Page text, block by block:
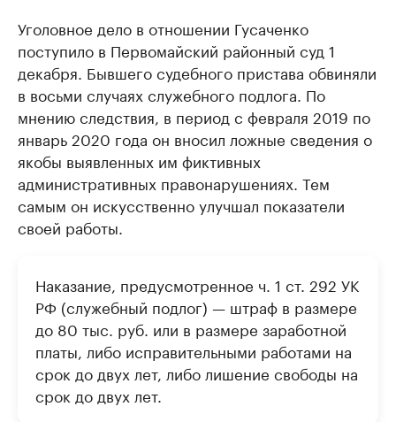
Уголовное дело в отношении Гусаченко
поступило в Первомайский районный суд 1
декабря. Бывшего судебного пристава обвиняли
в восьми случаях служебного подлога. По
мнению следствия, в период с февраля 2019 по
январь 2020 года он вносил ложные сведения о
якобы выявленных им фиктивных
административных правонарушениях. Тем
самым он искусственно улучшал показатели
своей работы.
Наказание, предусмотренное ч. 1 ст. 292 УК
РФ (служебный подлог) — штраф в размере
до 80 тыс. руб. или в размере заработной
платы, либо исправительными работами на
срок до двух лет, либо лишение свободы на
срок до двух лет.